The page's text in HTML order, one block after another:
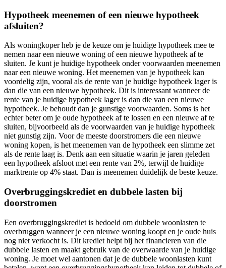
Hypotheek meenemen of een nieuwe hypotheek
afsluiten?
Als woningkoper heb je de keuze om je huidige hypotheek mee te
nemen naar een nieuwe woning of een nieuwe hypotheek af te
sluiten. Je kunt je huidige hypotheek onder voorwaarden meenemen
naar een nieuwe woning. Het meenemen van je hypotheek kan
voordelig zijn, vooral als de rente van je huidige hypotheek lager is
dan die van een nieuwe hypotheek. Dit is interessant wanneer de
rente van je huidige hypotheek lager is dan die van een nieuwe
hypotheek. Je behoudt dan je gunstige voorwaarden. Soms is het
echter beter om je oude hypotheek af te lossen en een nieuwe af te
sluiten, bijvoorbeeld als de voorwaarden van je huidige hypotheek
niet gunstig zijn. Voor de meeste doorstromers die een nieuwe
woning kopen, is het meenemen van de hypotheek een slimme zet
als de rente laag is. Denk aan een situatie waarin je jaren geleden
een hypotheek afsloot met een rente van 2%, terwijl de huidige
marktrente op 4% staat. Dan is meenemen duidelijk de beste keuze.
Overbruggingskrediet en dubbele lasten bij
doorstromen
Een overbruggingskrediet is bedoeld om dubbele woonlasten te
overbruggen wanneer je een nieuwe woning koopt en je oude huis
nog niet verkocht is. Dit krediet helpt bij het financieren van die
dubbele lasten en maakt gebruik van de overwaarde van je huidige
woning. Je moet wel aantonen dat je de dubbele woonlasten kunt